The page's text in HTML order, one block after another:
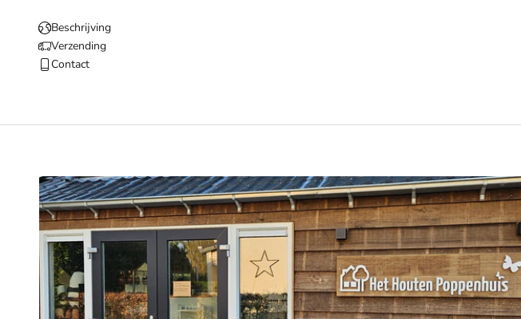
Beschrijving
Verzending
Contact